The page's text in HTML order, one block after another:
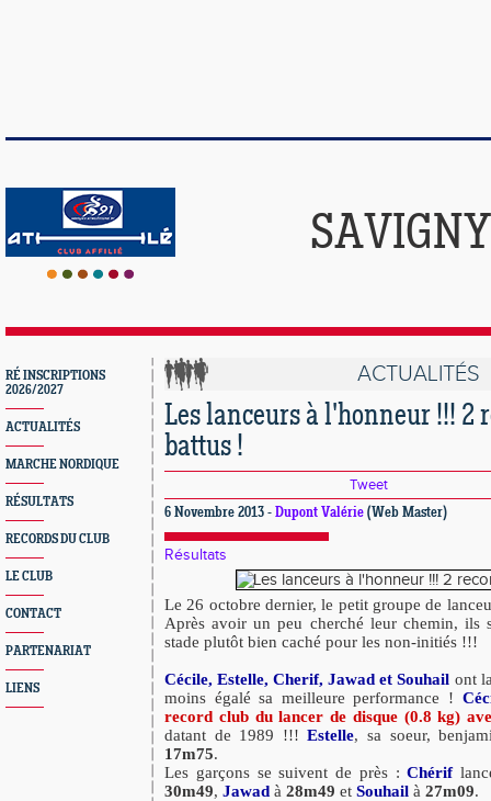
RÉ INSCRIPTIONS
2026/2027
ACTUALITÉS
MARCHE NORDIQUE
RÉSULTATS
RECORDS DU CLUB
LE CLUB
CONTACT
PARTENARIAT
LIENS
ACTUALITÉS
Les lanceurs à l'honneur !!! 2
battus !
Tweet
6 Novembre 2013 - Dupont Valérie (Web Master)
Résultats
Le 26 octobre dernier, le petit groupe de
Après avoir un peu cherché leur chemin, ils
stade plutôt bien caché pour les non-initiés !!!
Cécile, Estelle, Cherif, Jawad et Souhail ont
moins égalé sa meilleure performance !
record club du lancer de disque (0.8 kg)
datant de 1989 !!!Estelle, sa soeur,
17m75.
Les garçons se suivent de près :Chérif
30m49, Jawad à 28m49 et Souhail à 27m09.